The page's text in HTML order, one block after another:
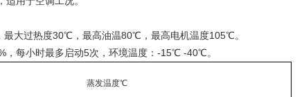
大过热度30℃，最高油温80℃，最高电机温度105℃。
每小时最多启动5次，环境温度：-15℃ -40℃。
蒸发温度℃